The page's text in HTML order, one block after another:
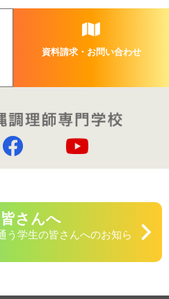
資料請求・お問い合わせ
さんへ
う学生の皆さんへのお知ら